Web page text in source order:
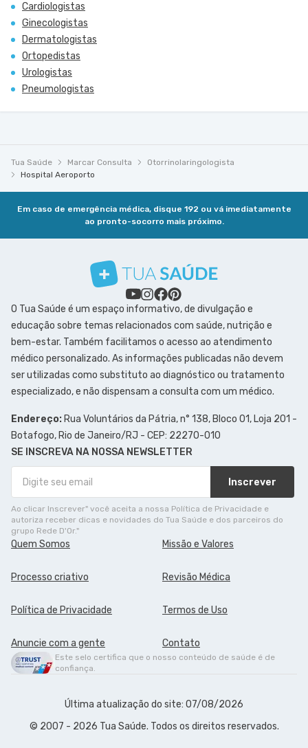
Cardiologistas
Ginecologistas
Dermatologistas
Ortopedistas
Urologistas
Pneumologistas
Tua Saúde Marcar Consulta
Otorrinolaringologista
Hospital Aeroporto
Em caso de emergência médica, disque 192 ou vá imediatamente
ao pronto-socorro mais próximo.
O Tua Saúde é um espaço informativo, de divulgação e
educação sobre temas relacionados com saúde, nutrição e
bem-estar. Também facilitamos o acesso ao atendimento
médico personalizado. As informações publicadas não devem
ser utilizadas como substituto ao diagnóstico ou tratamento
especializado, e não dispensam a consulta com um médico.
Endereço: Rua Voluntários da Pátria, n° 138, Bloco 01, Loja 201 -
Botafogo, Rio de Janeiro/RJ - CEP: 22270-010
SE INSCREVA NA NOSSA NEWSLETTER
Inscrever
Ao clicar Inscrever" você aceita a nossa Política de Privacidade e
autoriza receber dicas e novidades do Tua Saúde e dos parceiros do
grupo Rede D'Or."
Quem Somos Missão e Valores
Processo criativo Revisão Médica
Política de Privacidade Termos de Uso
Anuncie com a gente Contato
Este selo certifica que o nosso conteúdo de saúde é de
confiança.
Última atualização do site: 07/08/2026
© 2007 - 2026 Tua Saúde. Todos os direitos reservados.